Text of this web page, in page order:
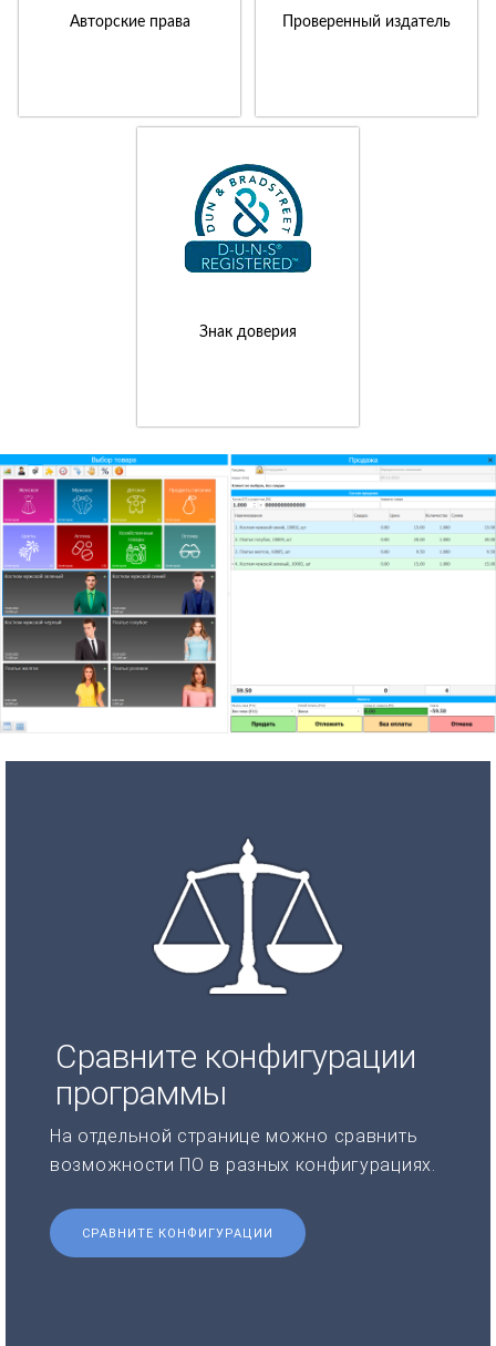
Авторские права Проверенный издатель
Знак доверия
Сравните конфигурации
программы
На отдельной странице можно сравнить
возможности ПО в разных конфигурациях.
СРАВНИТЕ КОНФИГУРАЦИИ